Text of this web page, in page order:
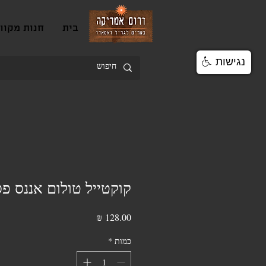
בית חנות
קוקטייל טולום אננס
כמות *
נגישות